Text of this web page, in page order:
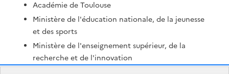
Académie de Toulouse
Ministère de l'éducation nationale, de la jeunesse
et des sports
Ministère de l'enseignement supérieur, de la
recherche et de l'innovation